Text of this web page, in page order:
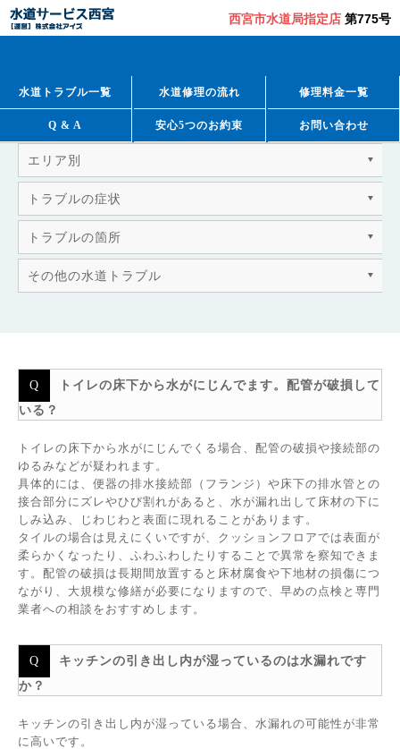
西宮市水道局指定店 第775号
水道トラブル一覧 水道修理の流れ 修理料金一覧
Q & A 安心5つのお約束 お問い合わせ
エリア別
トラブルの症状
トラブルの箇所
その他の水道トラブル
トイレの床下から水がにじんでます。配管が破損して
いる？
トイレの床下から水がにじんでくる場合、配管の破損や接続部の
ゆるみなどが疑われます。
具体的には、便器の排水接続部（フランジ）や床下の排水管との
接合部分にズレやひび割れがあると、水が漏れ出して床材の下に
しみ込み、じわじわと表面に現れることがあります。
タイルの場合は見えにくいですが、クッションフロアでは表面が
柔らかくなったり、ふわふわしたりすることで異常を察知できま
す。配管の破損は長期間放置すると床材腐食や下地材の損傷につ
ながり、大規模な修繕が必要になりますので、早めの点検と専門
業者への相談をおすすめします。
キッチンの引き出し内が湿っているのは水漏れです
か？
キッチンの引き出し内が湿っている場合、水漏れの可能性が非常
に高いです。